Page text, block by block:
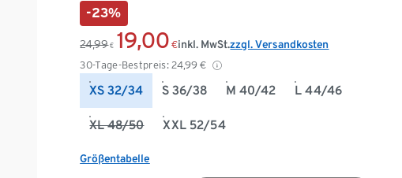
-23%
24,99 € 19,00 €
30-Tage-Bestpreis: 24,99 €
inkl. MwSt.zzgl. Versandkosten
XS 32/34 S 36/38 M 40/42 L 44/46
XL 48/50 XXL 52/54
Größentabelle